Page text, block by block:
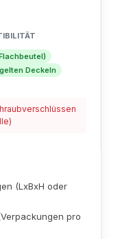
Deckeln
(LxBxH oder
pro